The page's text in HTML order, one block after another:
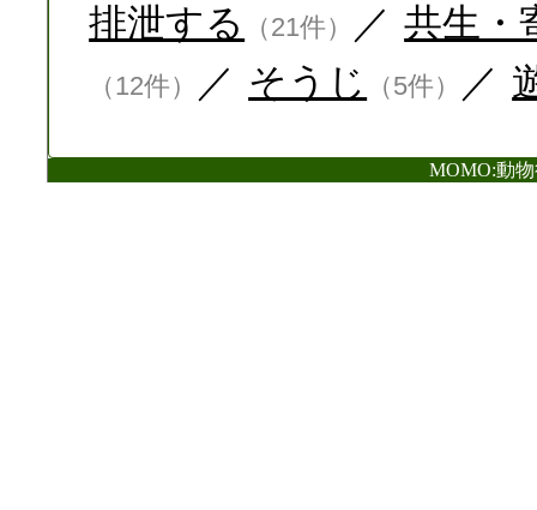
排泄する
（21件） ／ 共生・
（12件） ／ そうじ （5件） ／
MOMO:動